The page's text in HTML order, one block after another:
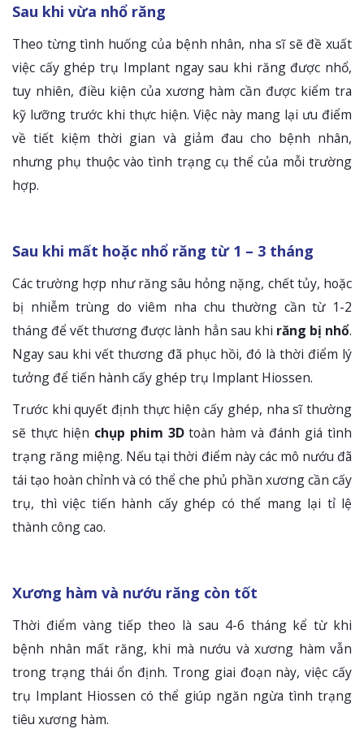
Sau khi vừa nhổ răng
Theo từng tình huống của bệnh nhân, nha sĩ sẽ đề xuất
việc cấy ghép trụ Implant ngay sau khi răng được nhổ,
tuy nhiên, điều kiện của xương hàm cần được kiểm tra
kỹ lưỡng trước khi thực hiện. Việc này mang lại ưu điểm
về tiết kiệm thời gian và giảm đau cho bệnh nhân,
nhưng phụ thuộc vào tình trạng cụ thể của mỗi trường
hợp.
Sau khi mất hoặc nhổ răng từ 1 – 3 tháng
Các trường hợp như răng sâu hỏng nặng, chết tủy, hoặc
bị nhiễm trùng do viêm nha chu thường cần từ 1-2
tháng để vết thương được lành hẳn sau khi răng bị nhổ.
Ngay sau khi vết thương đã phục hồi, đó là thời điểm lý
tưởng để tiến hành cấy ghép trụ Implant Hiossen.
Trước khi quyết định thực hiện cấy ghép, nha sĩ thường
sẽ thực hiện chụp phim 3Dtoàn hàm và đánh giá tình
trạng răng miệng. Nếu tại thời điểm này các mô nướu đã
tái tạo hoàn chỉnh và có thể che phủ phần xương cần cấy
trụ, thì việc tiến hành cấy ghép có thể mang lại tỉ lệ
thành công cao.
Xương hàm và nướu răng còn tốt
Thời điểm vàng tiếp theo là sau 4-6 tháng kể từ khi
bệnh nhân mất răng, khi mà nướu và xương hàm vẫn
trong trạng thái ổn định. Trong giai đoạn này, việc cấy
trụ Implant Hiossen có thể giúp ngăn ngừa tình trạng
tiêu xương hàm.